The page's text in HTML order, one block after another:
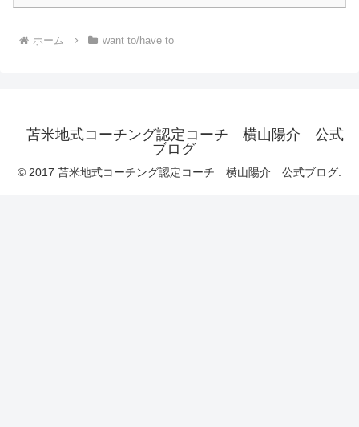
ホーム want to/have to
苫米地式コーチング認定コーチ 横山陽介 公式
ブログ
© 2017 苫米地式コーチング認定コーチ 横山陽介 公式ブログ.